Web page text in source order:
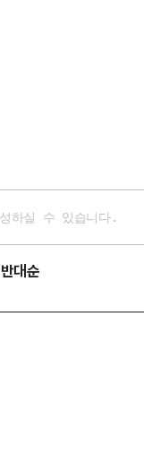
반대순